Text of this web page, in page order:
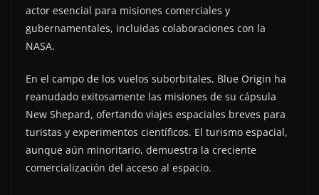
actor esencial para misiones comerciales y
gubernamentales, incluidas colaboraciones con la
NASA.
En el campo de los vuelos suborbitales, Blue Origin ha
reanudado exitosamente las misiones de su cápsula
New Shepard, ofertando viajes espaciales breves para
turistas y experimentos científicos. El turismo espacial,
aunque aún minoritario, demuestra la creciente
comercialización del acceso al espacio.